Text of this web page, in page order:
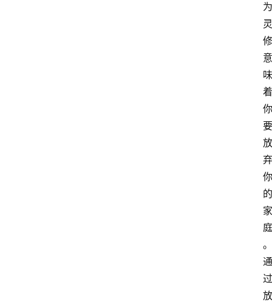
为
灵
修
意
味
着
你
要
放
弃
你
的
家
庭
。
通
过
放